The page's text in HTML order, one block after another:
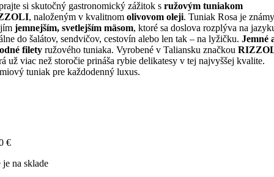
si skutočný gastronomický zážitok s ružovým tuniakom
, naloženým v kvalitnom olivovom oleji. Tuniak Rosa je známy
jemnejším, svetlejším mäsom, ktoré sa doslova rozplýva na
do šalátov, sendvičov, cestovín alebo len tak – na lyžičku. Jemné
filety ružového tuniaka. Vyrobené v Taliansku značkou
už viac než storočie prináša rybie delikatesy v tej najvyššej kvalite.
tuniak pre každodenný luxus.
€
je na sklade